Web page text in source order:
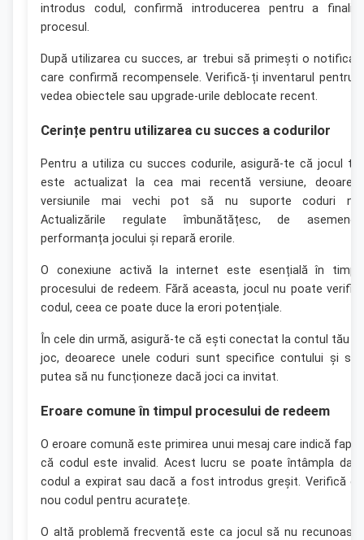
introdus codul, confirmă introducerea pentru a
procesul.
După utilizarea cu succes, ar trebui să primești o
care confirmă recompensele. Verifică-ți inventarul pentru
vedea obiectele sau upgrade-urile deblocate recent.
Cerințe pentru utilizarea cu succes a codurilor
Pentru a utiliza cu succes codurile, asigură-te că jocul
este actualizat la cea mai recentă versiune,
versiunile mai vechi pot să nu suporte coduri
Actualizările regulate îmbunătățesc, de
performanța jocului și repară erorile.
O conexiune activă la internet este esențială în
procesului de redeem. Fără aceasta, jocul nu poate
codul, ceea ce poate duce la erori potențiale.
În cele din urmă, asigură-te că ești conectat la contul tău
joc, deoarece unele coduri sunt specifice contului și s-
putea să nu funcționeze dacă joci ca invitat.
Eroare comune în timpul procesului de redeem
O eroare comună este primirea unui mesaj care indică
că codul este invalid. Acest lucru se poate întâmpla
codul a expirat sau dacă a fost introdus greșit. Verifică
nou codul pentru acuratețe.
O altă problemă frecventă este ca jocul să nu